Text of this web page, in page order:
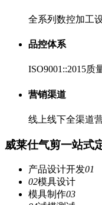
全系列数控加工
品控体系
ISO9001::2015质
营销渠道
线上线下全渠道
威莱仕气剪一站式
产品设计开发01
02模具设计
模具制作03